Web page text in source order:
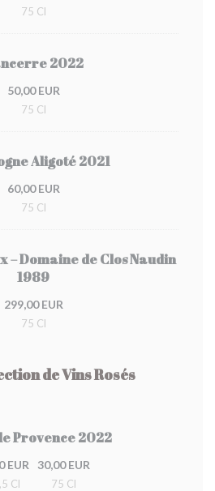
75 Cl
2022
50,00 EUR
75 Cl
Aligoté 2021
60,00 EUR
75 Cl
– Domaine de Clos Naudin
1989
299,00 EUR
75 Cl
de Vins Rosés
Provence 2022
EUR
Cl
30,00 EUR
75 Cl